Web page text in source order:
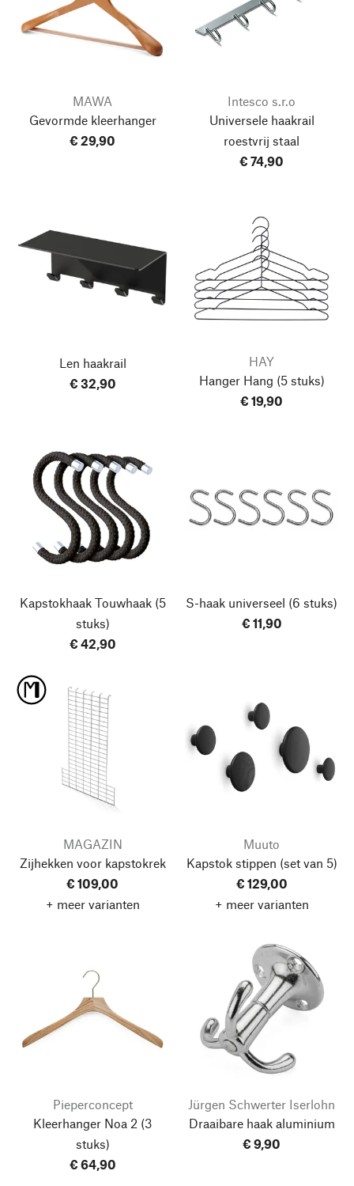
MAWA
Gevormde kleerhanger
€ 29,90
Intesco s.r.o
Universele haakrail
roestvrij staal
€ 74,90
Len haakrail
€ 32,90
HAY
Hanger Hang (5 stuks)
€ 19,90
Kapstokhaak Touwhaak(5
stuks)
€ 42,90
S-haak universeel (6 stuks)
€ 11,90
MAGAZIN
Zijhekken voor kapstokrek
€ 109,00
+ meer varianten
Muuto
Kapstok stippen (set van 5)
€ 129,00
+ meer varianten
Pieperconcept
Kleerhanger Noa 2 (3
stuks)
€ 64,90
Jürgen Schwerter Iserlohn
Draaibare haak aluminium
€ 9,90